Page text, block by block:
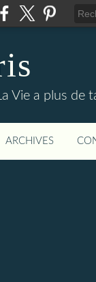
Vie a plus de
ARCHIVES